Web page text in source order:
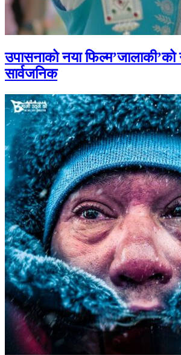
उपासनाको नया फिल्म’जालाकी’को
सार्वजनिक